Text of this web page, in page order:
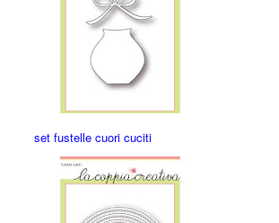
set fustelle cuori cuciti